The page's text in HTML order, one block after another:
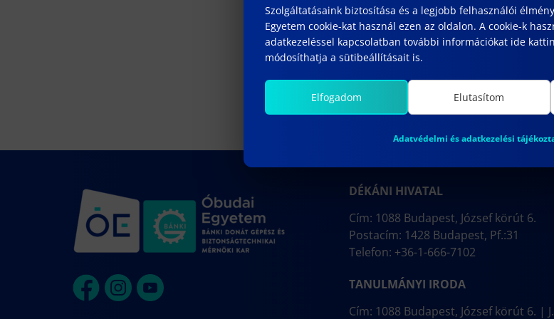
DÉKÁNI HIVATAL
Cím: 1088 Budapest, József körút 6.
Postacím: 1428 Budapest, Pf.:31
Telefon: +36-1-666-7102
TANULMÁNYI IRODA
Cím: 1088 Budapest, József körút 6. |
Szolgáltatásaink biztosítása és a legjobb felhasználói
Egyetem cookie-kat használ ezen az oldalon. A cookie-k
adatkezeléssel kapcsolatban további információkat ide
módosíthatja a sütibeállításait is.
Elfogadom Elutasítom
Adatvédelmi és adatkezelési